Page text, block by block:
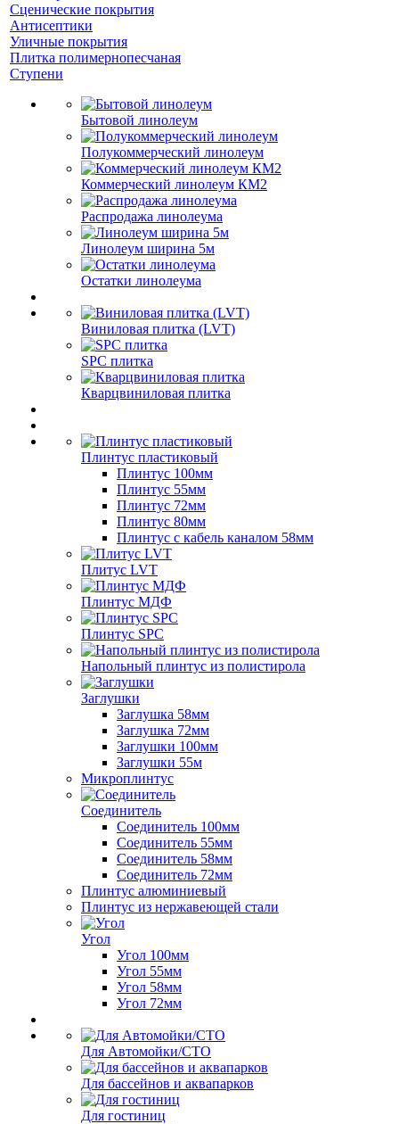
Сценические покрытия
Антисептики
Уличные покрытия
Плитка полимернопесчаная
Ступени
Бытовой линолеум
Полукоммерческий линолеум
Коммерческий линолеум КМ2
Распродажа линолеума
Линолеум ширина 5м
Остатки линолеума
Виниловая плитка (LVT)
SPC плитка
Кварцвиниловая плитка
Плинтус пластиковый
Плинтус 100мм
Плинтус 55мм
Плинтус 72мм
Плинтус 80мм
Плинтус с кабель каналом 58мм
Плитус LVT
Плинтус МДФ
Плинтус SPC
Напольный плинтус из полистирола
Заглушки
Заглушка 58мм
Заглушка 72мм
Заглушки 100мм
Заглушки 55м
Микроплинтус
Соединитель
Соединитель 100мм
Соединитель 55мм
Соединитель 58мм
Соединитель 72мм
Плинтус алюминиевый
Плинтус из нержавеющей стали
Угол
Угол 100мм
Угол 55мм
Угол 58мм
Угол 72мм
Для Автомойки/СТО
Для бассейнов и аквапарков
Для гостиниц